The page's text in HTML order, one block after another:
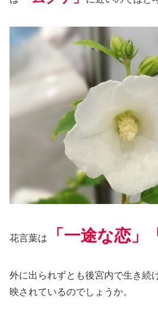
花言葉は 「一途な恋」
外に出られずとも後宮内で生き続
映されているのでしょうか。